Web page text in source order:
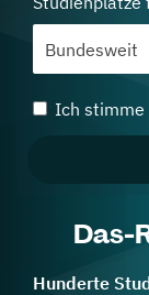
Ich stimme
Das-
Hunderte